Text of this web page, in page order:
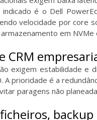
é o Dell
velocidade por core
em
CRM
exigem estabilidade e
A prioridade é a
paragens não